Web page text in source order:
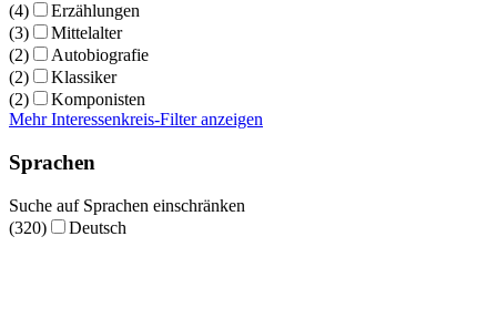
(4)
Erzählungen
(3)
Mittelalter
(2)
Autobiografie
(2)
Klassiker
(2)
Komponisten
Mehr Interessenkreis-Filter anzeigen
Sprachen
Suche auf Sprachen einschränken
(320)
Deutsch